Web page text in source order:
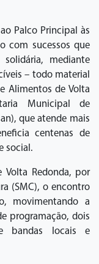
Palco Principal às
com sucessos que
mediante
– todo material
Alimentos de Volta
Municipal de
que atende mais
centenas de
social.
Volta Redonda, por
(SMC), o encontro
movimentando a
programação, dois
bandas locais e